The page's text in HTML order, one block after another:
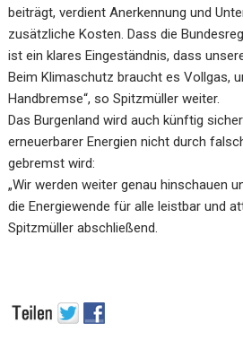
beiträgt, verdient Anerkennung und
zusätzliche Kosten. Dass die
ist ein klares Eingeständnis, dass
Beim Klimaschutz braucht es Vollgas,
Handbremse“, so Spitzmüller weiter.
Das Burgenland wird auch künftig
erneuerbarer Energien nicht durch
gebremst wird:
„Wir werden weiter genau hinschauen
die Energiewende für alle leistbar und
Spitzmüller abschließend.